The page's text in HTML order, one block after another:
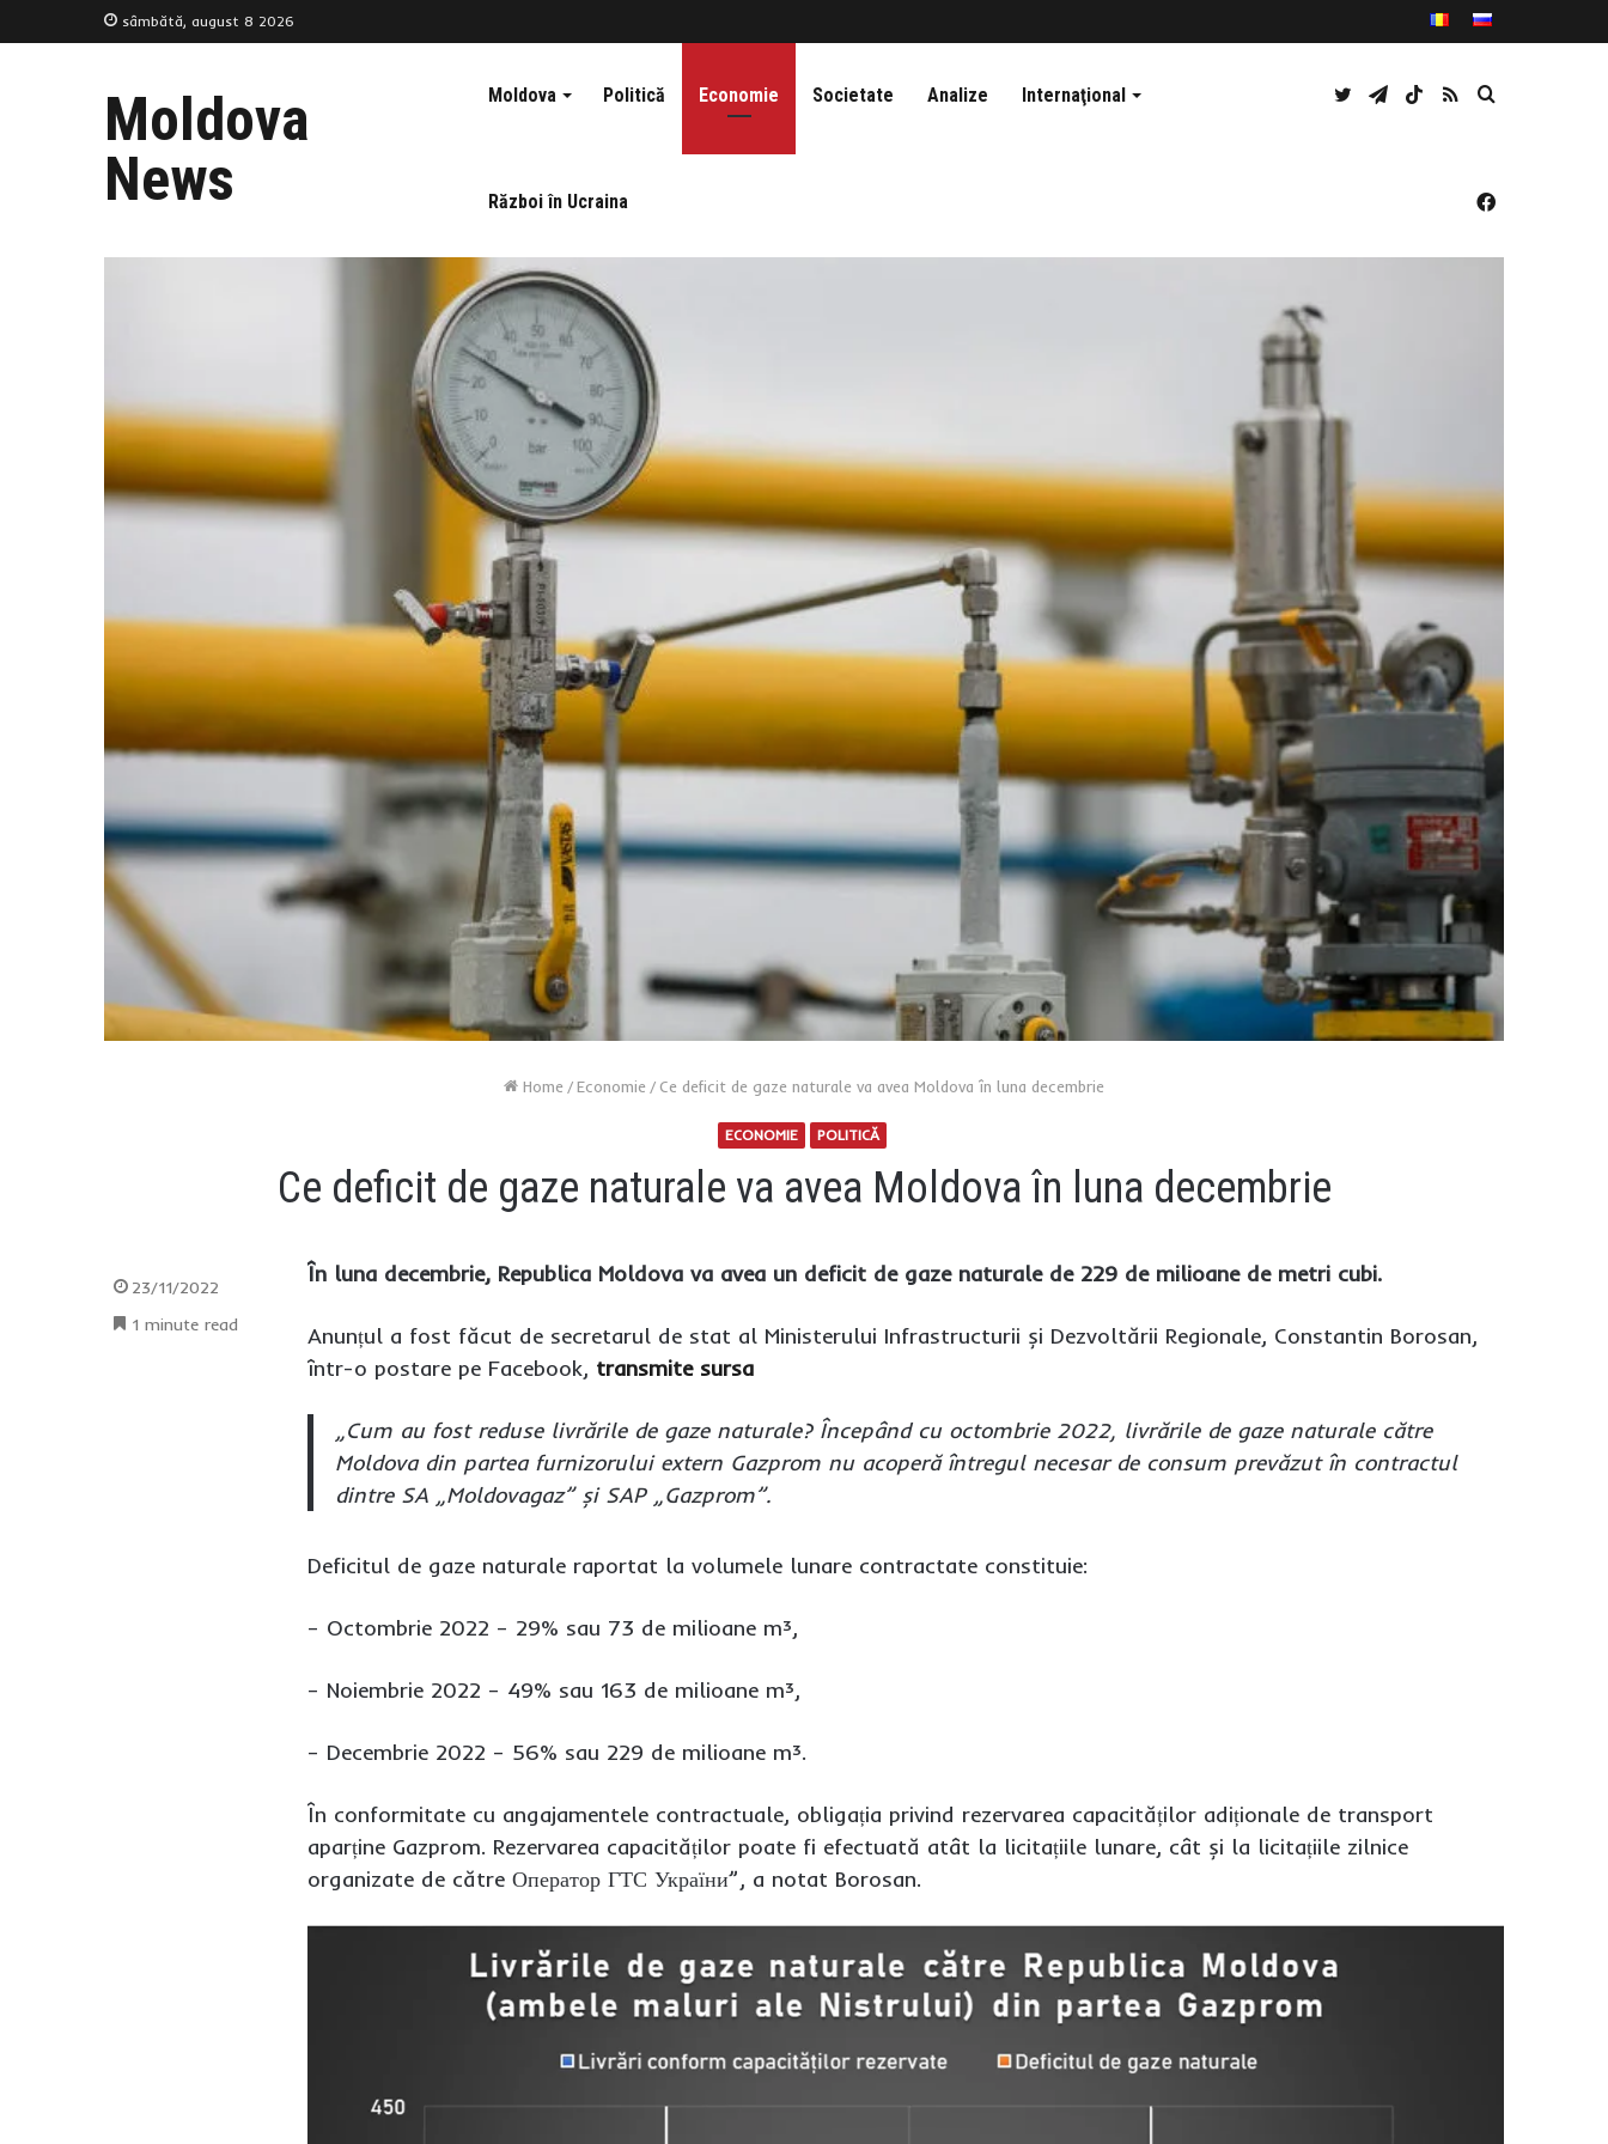
sâmbătă, august 8 2026
Moldova
News
Moldova Politică Economie Societate Analize Internaţional
Război în Ucraina
Caută
RSS
TikTok
Telegram
Twitter
Facebook
Home /Economie / Ce deficit de gaze naturale va avea Moldova în luna decembrie
ECONOMIE POLITICĂ
Ce deficit de gaze naturale va avea Moldova în luna decembrie
În luna decembrie, Republica Moldova va avea un deficit de gaze naturale de 229 de milioane de metri cubi.
Anunțul a fost făcut de secretarul de stat al Ministerului Infrastructurii și Dezvoltării Regionale, Constantin Borosan,
într-o postare pe Facebook, transmite sursa
„Cum au fost reduse livrările de gaze naturale? Începând cu octombrie 2022, livrările de gaze naturale către
Moldova din partea furnizorului extern Gazprom nu acoperă întregul necesar de consum prevăzut în contractul
dintre SA „Moldovagaz” și SAP „Gazprom”.
Deficitul de gaze naturale raportat la volumele lunare contractate constituie:
– Octombrie 2022 – 29% sau 73 de milioane m³,
– Noiembrie 2022 – 49% sau 163 de milioane m³,
– Decembrie 2022 – 56% sau 229 de milioane m³.
În conformitate cu angajamentele contractuale, obligația privind rezervarea capacităților adiționale de transport
aparține Gazprom. Rezervarea capacităților poate fi efectuată atât la licitațiile lunare, cât și la licitațiile zilnice
organizate de către Оператор ГТС України”, a notat Borosan.
23/11/2022
1 minute read